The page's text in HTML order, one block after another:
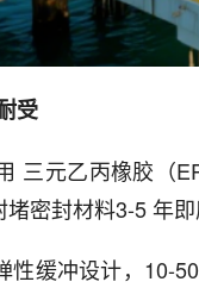
受
三元乙丙橡胶（
密封材料3-5 年
性缓冲设计，10-